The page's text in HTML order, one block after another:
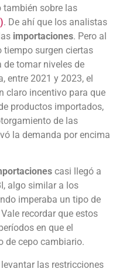
también sobre las
. De ahí que los analistas
importaciones. Pero al
tiempo surgen ciertas
tomar niveles de
entre 2021 y 2023, el
claro incentivo para que
productos importados,
de las
la demanda por encima
casi llegó a
algo similar a los
imperaba un tipo de
recordar que estos
en que el
de cepo cambiario.
las restricciones